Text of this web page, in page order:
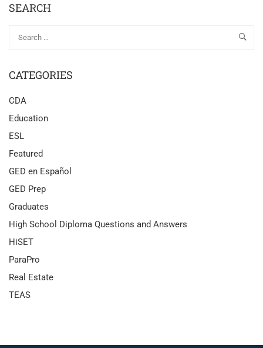
SEARCH
CATEGORIES
CDA
Education
ESL
Featured
GED en Español
GED Prep
Graduates
High School Diploma Questions and Answers
HiSET
ParaPro
Real Estate
TEAS